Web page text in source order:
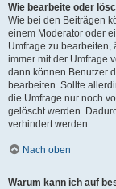
Wie bearbeite oder
Wie bei den Beiträgen
einem Moderator oder
Umfrage zu bearbeiten,
immer mit der Umfrage
dann können Benutzer
bearbeiten. Sollte
die Umfrage nur noch
gelöscht werden.
verhindert werden.
Nach oben
Warum kann ich auf